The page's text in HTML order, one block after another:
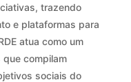
trazendo
e plataformas para
atua como um
compilam
sociais do